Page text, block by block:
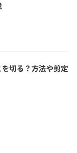
切る？方法や剪定